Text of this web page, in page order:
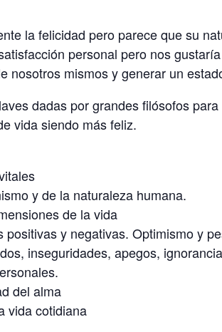
la felicidad pero parece que su
personal pero nos
nosotros mismos y generar un
dadas por grandes filósofos
vida siendo más feliz.
y de la naturaleza humana.
de la vida
positivas y negativas. Optimismo y
inseguridades, apegos,
del alma
vida cotidiana